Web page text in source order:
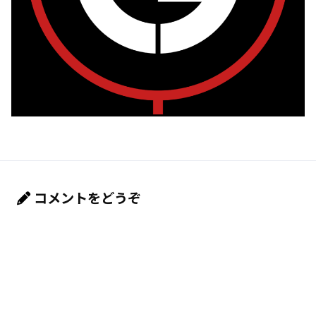
コメントをどうぞ